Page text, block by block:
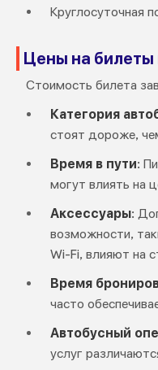
Круглосуточная
Цены на
Стоимость билета
Категория
стоят дороже,
Время в пути:
могут влиять на
Аксессуары:
возможности,
Wi-Fi, влияют на
Время
часто
Автобусный
услуг